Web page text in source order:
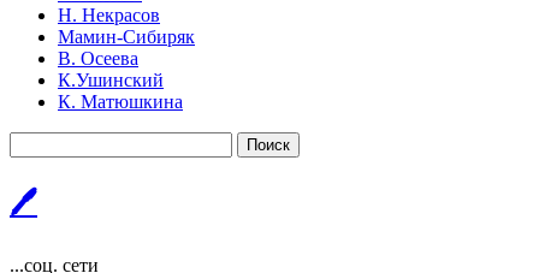
Н. Некрасов
Мамин-Сибиряк
В. Осеева
К.Ушинский
К. Матюшкина
Поиск
🖊
...соц. сети